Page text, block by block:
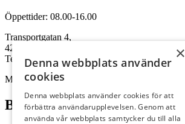
Öppettider: 08.00-16.00
Transportgatan 4,
422 46 Hisings Backa
Telefon: 0708-115352
Mejl: Se flik längst ner till höger.
Brålanda
×
Denna webbplats använder
cookies
Denna webbplats använder cookies för att
förbättra användarupplevelsen. Genom att
använda vår webbplats samtycker du till alla